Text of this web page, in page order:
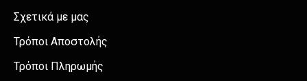
Σχετικά με μας
Τρόποι Αποστολής
Τρόποι Πληρωμής